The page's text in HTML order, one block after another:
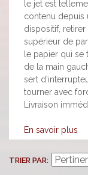
le jet est
contenu depuis
dispositif,
supérieur de
le papier qui se
de la main
sert
tourner avec
Livraison
En savoir plus
TRIER PAR